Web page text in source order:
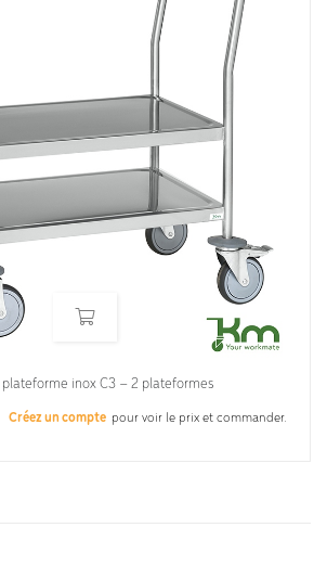
inox C3 – 2 plateformes
Créez un compte pour voir le prix et commander.